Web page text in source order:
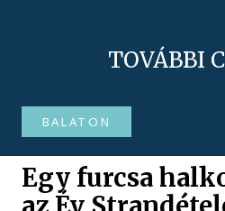
TOVÁBBI
BALATON
Egy furcsa